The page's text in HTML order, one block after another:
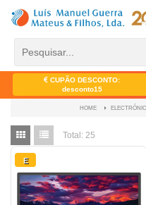
CUPÃO DESCONTO:
desconto15
HOME
Total: 25
E